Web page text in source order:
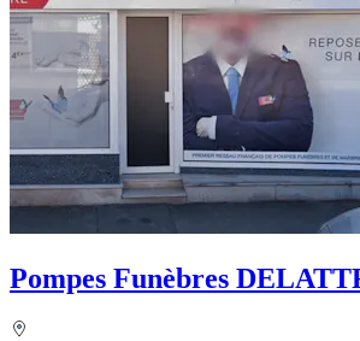
Pompes Funèbres